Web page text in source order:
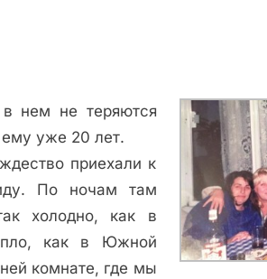
нем не теряются
уже 20 лет.
приехали к
По ночам там
холодно, как в
как в Южной
комнате, где мы